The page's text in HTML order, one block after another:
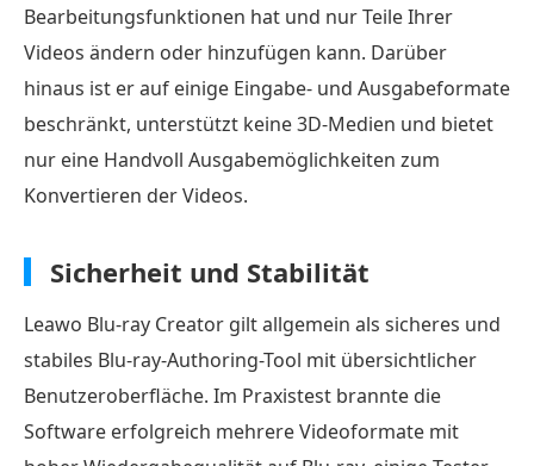
Bearbeitungsfunktionen hat und nur Teile Ihrer
Videos ändern oder hinzufügen kann. Darüber
hinaus ist er auf einige Eingabe- und Ausgabeformate
beschränkt, unterstützt keine 3D-Medien und bietet
nur eine Handvoll Ausgabemöglichkeiten zum
Konvertieren der Videos.
Sicherheit und Stabilität
Leawo Blu-ray Creator gilt allgemein als sicheres und
stabiles Blu-ray-Authoring-Tool mit übersichtlicher
Benutzeroberfläche. Im Praxistest brannte die
Software erfolgreich mehrere Videoformate mit